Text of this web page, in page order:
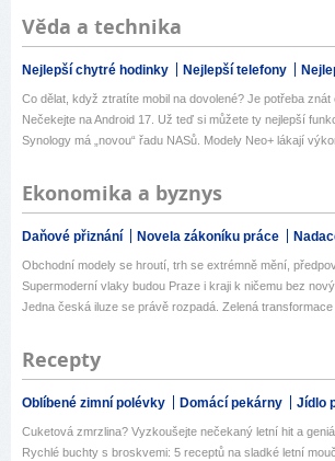
Věda a technika
Nejlepší chytré hodinky Nejlepší telefony
Co dělat, když ztratíte mobil na dovolené? Je potřeba znát
Nečekejte na Android 17. Už teď si můžete ty nejlepší
Synology má „novou“ řadu NASů. Modely Neo+ lákají
Ekonomika a byznys
Daňové přiznání Novela zákoníku práce
Obchodní modely se hroutí, trh se extrémně mění,
Supermoderní vlaky budou Praze i kraji k ničemu bez
Jedna česká iluze se právě rozpadá. Zelená transformace
Recepty
Oblíbené zimní polévky Domácí pekárny Jídlo
Cuketová zmrzlina? Vyzkoušejte nečekaný letní hit a
Rychlé buchty s broskvemi: 5 receptů na sladké letní